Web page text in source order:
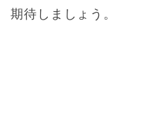
期待しましょう。